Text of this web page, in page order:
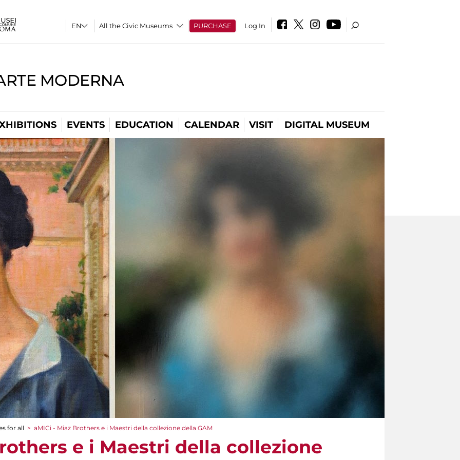
All the Civic Museums PURCHASE Log In
MODERNA
EVENTS EDUCATION CALENDAR VISIT DIGITAL MUSEUM
for all > aMICi - Miaz Brothers e i Maestri della collezione della GAM
e i Maestri della collezione